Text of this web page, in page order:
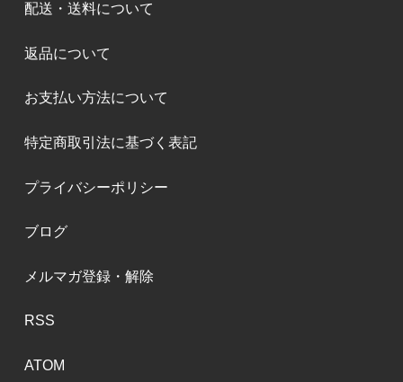
配送・送料について
返品について
お支払い方法について
特定商取引法に基づく表記
プライバシーポリシー
ブログ
メルマガ登録・解除
RSS
ATOM